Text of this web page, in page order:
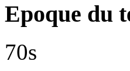
Epoque du
70s